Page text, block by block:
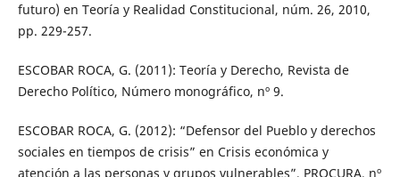
futuro) en Teoría y Realidad Constitucional, núm. 26, 2010,
pp. 229-257.
ESCOBAR ROCA, G. (2011): Teoría y Derecho, Revista de
Derecho Político, Número monográfico, nº 9.
ESCOBAR ROCA, G. (2012): “Defensor del Pueblo y derechos
sociales en tiempos de crisis” en Crisis económica y
atención a las personas y grupos vulnerables”, PROCURA, nº